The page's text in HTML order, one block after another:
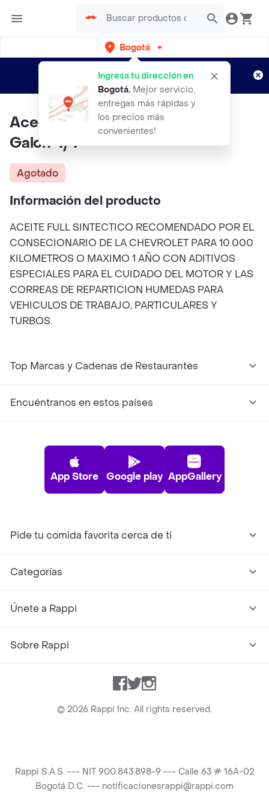
Bogotá
Ingresa tu dirección en
Bogotá. Mejor servicio,
entregas más rápidas y
los precios más
convenientes!
envíos gratis por semanas
Aplican TyC
Aceite 5w30 Acdelco Dexos 1
Galon 4/4
Agotado
Información del producto
ACEITE FULL SINTECTICO RECOMENDADO POR EL
CONSECIONARIO DE LA CHEVROLET PARA 10.000
KILOMETROS O MAXIMO 1 AÑO CON ADITIVOS
ESPECIALES PARA EL CUIDADO DEL MOTOR Y LAS
CORREAS DE REPARTICION HUMEDAS PARA
VEHICULOS DE TRABAJO, PARTICULARES Y
TURBOS.
Top Marcas y Cadenas de Restaurantes
Encuéntranos en estos países
App Store Google play AppGallery
Pide tu comida favorita cerca de ti
Categorías
Únete a Rappi
Sobre Rappi
Facebook
TwitterInstagram
© 2026 Rappi Inc. All rights reserved.
Rappi S.A.S. --- NIT 900.843.898-9 --- Calle 63 # 16A-02
Bogotá D.C. --- notificacionesrappi@rappi.com